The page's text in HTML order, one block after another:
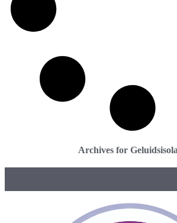
Archives for